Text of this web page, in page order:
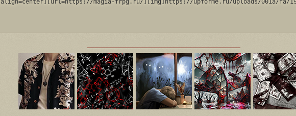
[align=center][url=https://magia-frpg.ru/][img]https://upforme.ru/uploads/001a/fa/